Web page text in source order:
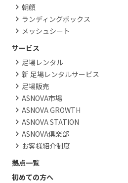
朝顔
ランディングボックス
メッシュシート
サービス
足場レンタル
新 足場レンタルサービス
足場販売
ASNOVA市場
ASNOVA GROWTH
ASNOVA STATION
ASNOVA倶楽部
お客様紹介制度
拠点一覧
初めての方へ